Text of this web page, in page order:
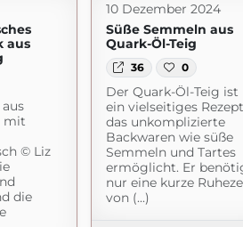
aus
mit
© Liz
die
10 Dezember 2024
Süße Semmeln aus
Quark-Öl-Teig
36 0
Der Quark-Öl-Teig ist
ein vielseitiges
das unkomplizierte
Backwaren wie süße
Semmeln und Tartes
ermöglicht. Er
nur eine kurze
von (...)